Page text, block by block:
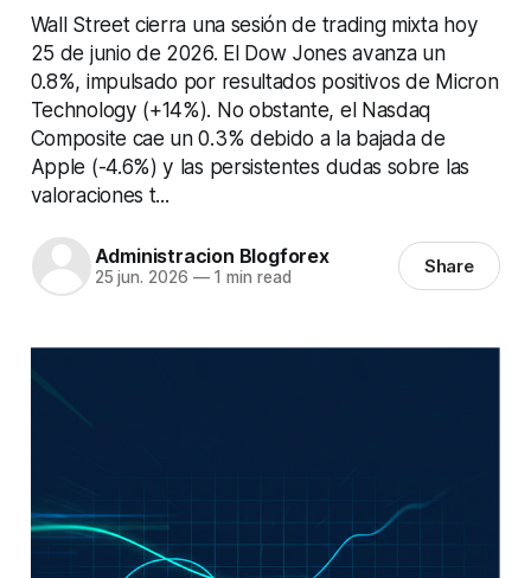
Wall Street cierra una sesión de trading mixta hoy
25 de junio de 2026. El Dow Jones avanza un
0.8%, impulsado por resultados positivos de Micron
Technology (+14%). No obstante, el Nasdaq
Composite cae un 0.3% debido a la bajada de
Apple (-4.6%) y las persistentes dudas sobre las
valoraciones t...
Administracion Blogforex
25 jun. 2026 —1 min read Share